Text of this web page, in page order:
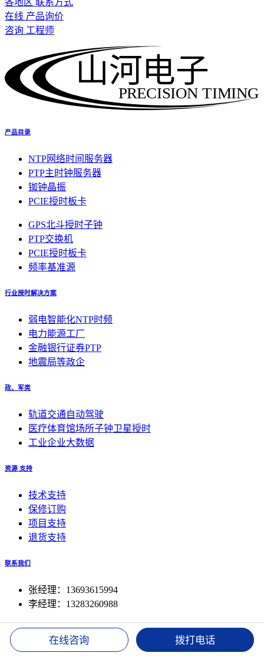
各地区 联系方式
在线 产品询价
咨询 工程师
PRECISION TIMING
山河电子
产品目录
NTP网络时间服务器
PTP主时钟服务器
铷钟晶振
PCIE授时板卡
GPS北斗授时子钟
PTP交换机
PCIE授时板卡
频率基准源
行业授时解决方案
弱电智能化NTP时频
电力能源工厂
金融银行证券PTP
地震局等政企
政、军类
轨道交通自动驾驶
医疗体育馆场所子钟卫星授时
工业企业大数据
资源 支持
技术支持
保修订购
项目支持
退货支持
联系我们
张经理：13693615994
李经理：13283260988
© 2024 北京山河锦绣科技开发中心, 山河电子Inc.|京ICP备
2023013125号-1||All Rights Reserved.|
在线咨询 拨打电话